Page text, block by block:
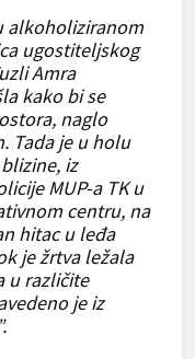
alkoholiziranom
ugostiteljskog
Amra
kako bi se
naglo
Tada je u holu
iz
MUP-a TK u
centru, na
hitac u leđa
je žrtva ležala
u različite
je iz